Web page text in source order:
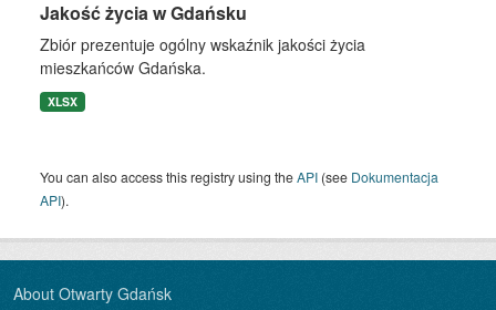
Jakość życia w Gdańsku
Zbiór prezentuje ogólny wskaźnik jakości życia
mieszkańców Gdańska.
XLSX
You can also access this registry using theAPI (see Dokumentacja
API).
About Otwarty Gdańsk